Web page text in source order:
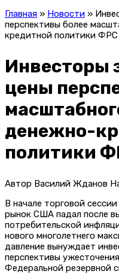
Главная » Новости »
перспективы более
кредитной политики ФРС
Инвесторы
цены
денежно-
политики
Автор Василий Жданов
В начале торговой
рынок США падал после
потребительской
нового многолетнего
давление вынуждает
перспективы
Федеральной резервной